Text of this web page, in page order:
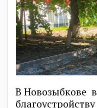
В Новозыбкове
благоустройству